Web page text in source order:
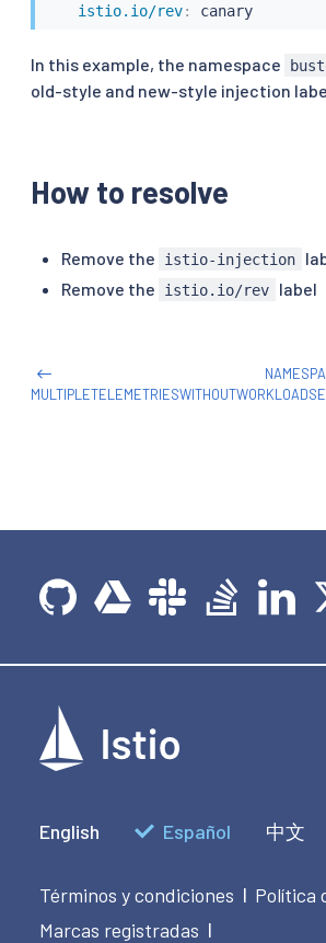
istio.io/rev: canary
In this example, the namespace
old-style and new-style injection
How to resolve
Remove the istio-injection
Remove the
istio.io/rev label
English Español 中文
Términos y condiciones | Política
Marcas registradas |